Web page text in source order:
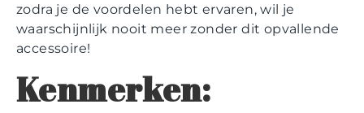
zodra je de voordelen hebt ervaren, wil je
waarschijnlijk nooit meer zonder dit opvallende
accessoire!
Kenmerken: